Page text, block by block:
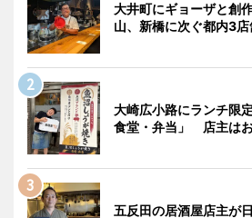
大井町にギョーザと創
山、新橋に次ぐ都内3店
大崎広小路にランチ限
食堂・弁当」 店主は
五反田の居酒屋店主が